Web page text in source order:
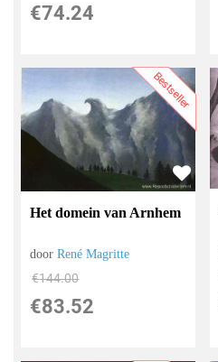
€74.24
Bestseller
Het domein van Arnhem
doorRené Magritte
€144.00
€83.52